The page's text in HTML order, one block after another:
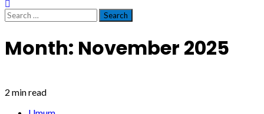
Search
for:
Month: November 2025
2 min read